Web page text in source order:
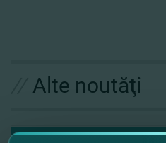
Alte noutăţi